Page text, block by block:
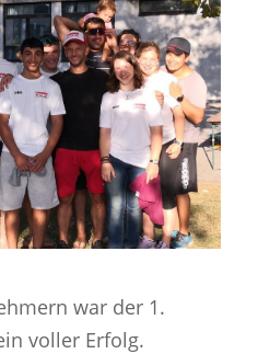
war der 1.
voller Erfolg.